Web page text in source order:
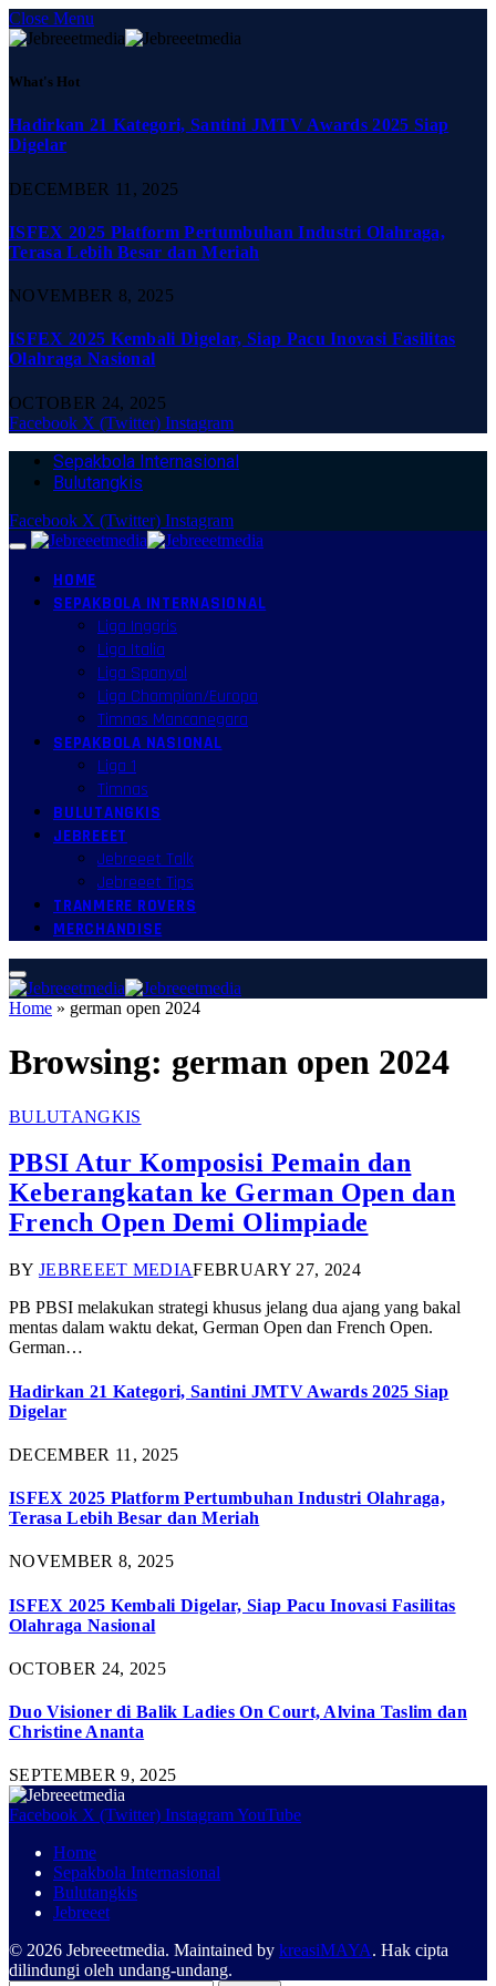
Close Menu
What's Hot
Hadirkan 21 Kategori, Santini JMTV Awards 2025 Siap
Digelar
DECEMBER 11, 2025
ISFEX 2025 Platform Pertumbuhan Industri Olahraga,
Terasa Lebih Besar dan Meriah
NOVEMBER 8, 2025
ISFEX 2025 Kembali Digelar, Siap Pacu Inovasi Fasilitas
Olahraga Nasional
OCTOBER 24, 2025
Facebook X (Twitter) Instagram
Sepakbola Internasional
Bulutangkis
Facebook X (Twitter) Instagram
HOME
SEPAKBOLA INTERNASIONAL
Liga Inggris
Liga Italia
Liga Spanyol
Liga Champion/Europa
Timnas Mancanegara
SEPAKBOLA NASIONAL
Liga 1
Timnas
BULUTANGKIS
JEBREEET
Jebreeet Talk
Jebreeet Tips
TRANMERE ROVERS
MERCHANDISE
Home » german open 2024
Browsing: german open 2024
BULUTANGKIS
PBSI Atur Komposisi Pemain dan
Keberangkatan ke German Open dan
French Open Demi Olimpiade
BY JEBREEET MEDIAFEBRUARY 27, 2024
PB PBSI melakukan strategi khusus jelang dua ajang yang bakal
mentas dalam waktu dekat, German Open dan French Open.
German…
Hadirkan 21 Kategori, Santini JMTV Awards 2025 Siap
Digelar
DECEMBER 11, 2025
ISFEX 2025 Platform Pertumbuhan Industri Olahraga,
Terasa Lebih Besar dan Meriah
NOVEMBER 8, 2025
ISFEX 2025 Kembali Digelar, Siap Pacu Inovasi Fasilitas
Olahraga Nasional
OCTOBER 24, 2025
Duo Visioner di Balik Ladies On Court, Alvina Taslim dan
Christine Ananta
SEPTEMBER 9, 2025
Facebook X (Twitter) InstagramYouTube
Home
Sepakbola Internasional
Bulutangkis
Jebreeet
© 2026 Jebreeetmedia. Maintained by kreasiMAYA. Hak cipta
dilindungi oleh undang-undang.